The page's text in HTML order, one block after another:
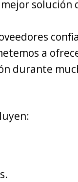
solución
a
durante